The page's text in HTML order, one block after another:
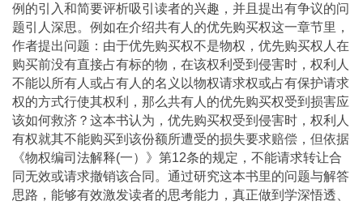
例的引入和简要评析吸引读者的兴趣，并且提出有争议的问
题引人深思。例如在介绍共有人的优先购买权这一章节里，
作者提出问题：由于优先购买权不是物权，优先购买权人在
购买前没有直接占有标的物，在该权利受到侵害时，权利人
不能以所有人或占有人的名义以物权请求权或占有保护请求
权的方式行使其权利，那么共有人的优先购买权受到损害应
该如何救济？这本书认为，优先购买权受到侵害时，权利人
有权就其不能购买到该份额所遭受的损失要求赔偿，但依据
《物权编司法解释(一）》第12条的规定，不能请求转让合
同无效或请求撤销该合同。通过研究这本书里的问题与解答
思路，能够有效激发读者的思考能力，真正做到学深悟透、